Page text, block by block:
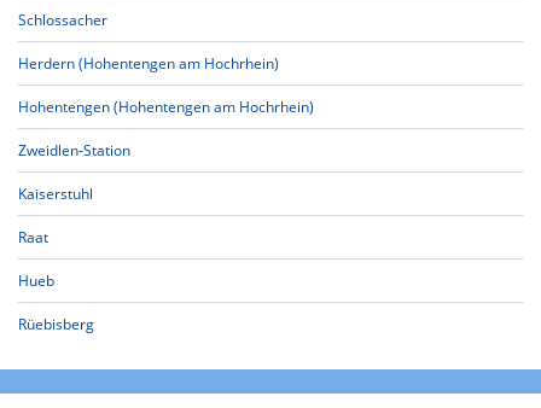
Schlossacher
Herdern (Hohentengen am Hochrhein)
Hohentengen (Hohentengen am Hochrhein)
Zweidlen-Station
Kaiserstuhl
Raat
Hueb
Rüebisberg